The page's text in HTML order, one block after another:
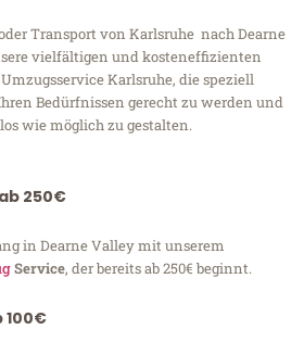
Transport von Karlsruhe nach Dearne
vielfältigen und kosteneffizienten
Karlsruhe, die speziell
Bedürfnissen gerecht zu werden und
wie möglich zu gestalten.
250€
in Dearne Valley mit unserem
Service, der bereits ab 250€ beginnt.
100€